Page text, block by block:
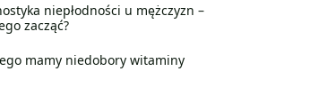
niepłodności u mężczyzn –
zacząć?
mamy niedobory witaminy